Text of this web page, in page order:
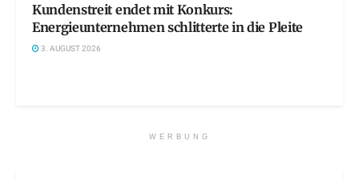
Kundenstreit endet mit Konkurs:
Energieunternehmen schlitterte in die Pleite
3. AUGUST 2026
WERBUNG